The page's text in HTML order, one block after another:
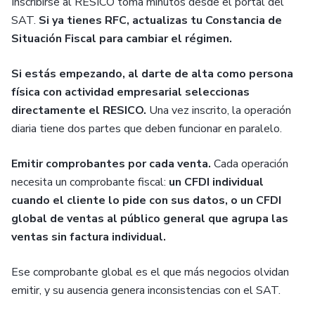
SAT. Si ya tienes RFC, actualizas tu Constancia de
Situación Fiscal para cambiar el régimen.
Si estás empezando, al darte de alta como persona
física con actividad empresarial seleccionas
directamente el RESICO. Una vez inscrito, la operación
diaria tiene dos partes que deben funcionar en paralelo.
Emitir comprobantes por cada venta. Cada operación
necesita un comprobante fiscal: un CFDI individual
cuando el cliente lo pide con sus datos, o un CFDI
global de ventas al público general que agrupa las
ventas sin factura individual.
Ese comprobante global es el que más negocios olvidan
emitir, y su ausencia genera inconsistencias con el SAT.